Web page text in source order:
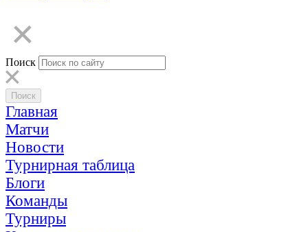
Поиск
Главная
Матчи
Новости
Турнирная таблица
Блоги
Команды
Турниры